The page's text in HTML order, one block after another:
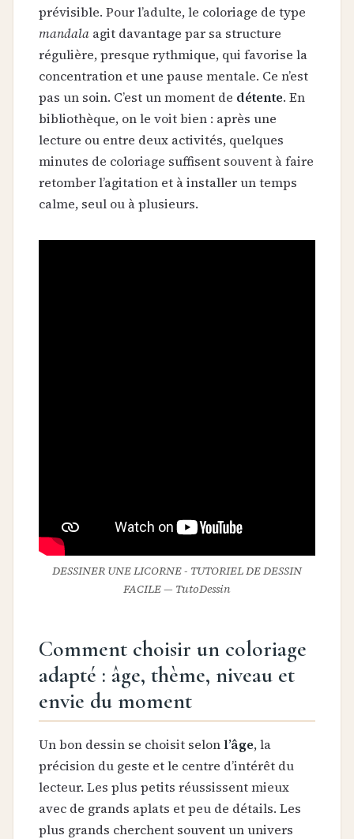
prévisible. Pour l’adulte, le coloriage de type
mandala agit davantage par sa structure
régulière, presque rythmique, qui favorise la
concentration et une pause mentale. Ce n’est
pas un soin. C’est un moment de détente. En
bibliothèque, on le voit bien : après une
lecture ou entre deux activités, quelques
minutes de coloriage suffisent souvent à faire
retomber l’agitation et à installer un temps
calme, seul ou à plusieurs.
DESSINER UNE LICORNE - TUTORIEL DE DESSIN
FACILE — TutoDessin
Comment choisir un coloriage
adapté : âge, thème, niveau et
envie du moment
Un bon dessin se choisit selonl’âge, la
précision du geste et le centre d’intérêt du
lecteur. Les plus petits réussissent mieux
avec de grands aplats et peu de détails. Les
plus grands cherchent souvent un univers